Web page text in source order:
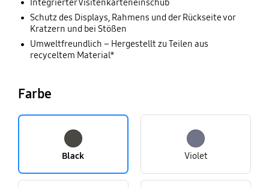
Integrierter Visitenkarteneinschub
Schutz des Displays, Rahmens und der Rückseite vor
Kratzern und bei Stößen
Umweltfreundlich – Hergestellt zu Teilen aus
recyceltem Material*
Farbe
Black Violet